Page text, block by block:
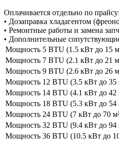
Оплачивается отдельно по прайсу:
• Дозаправка хладагентом
• Ремонтные работы и замена
• Дополнительные
Мощность 5 BTU (1.5 кВт до 15
Мощность 7 BTU (2.1 кВт до 21
Мощность 9 BTU (2.6 кВт до 26
Мощность 12 BTU (3.5 кВт до 35
Мощность 14 BTU (4.1 кВт до 42
Мощность 18 BTU (5.3 кВт до 54
Мощность 24 BTU (7 кВт до 70
Мощность 32 BTU (9.4 кВт до 94
Мощность 36 BTU (10.5 кВт до